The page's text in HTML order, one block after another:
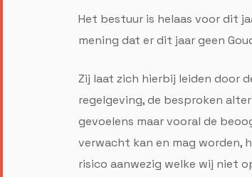
Het bestuur is helaas voor dit
mening dat er dit jaar geen
Zij laat zich hierbij leiden door
regelgeving, de besproken
gevoelens maar vooral de
verwacht kan en mag worden,
risico aanwezig welke wij niet